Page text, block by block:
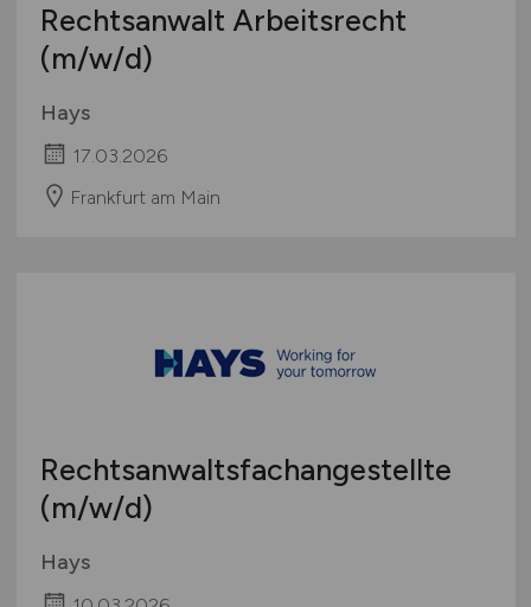
Rechtsanwalt Arbeitsrecht
(m/w/d)
Hays
17.03.2026
Frankfurt am Main
Rechtsanwaltsfachangestellte
(m/w/d)
Hays